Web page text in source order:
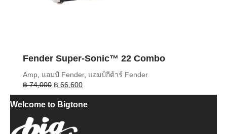
Fender Super-Sonic™ 22 Combo
Amp, แอมป์ Fender, แอมป์กีต้าร์ Fender
฿74,000 Original
price
was:
฿ 66,600Current
price
is:
Welcome to Bigtone